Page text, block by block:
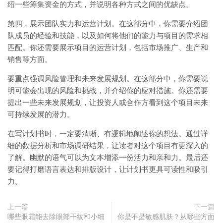
绍一些筹集资金的方式，并说明各种方式之间的优缺点。
第四，展示团队实力和运营计划。在这部分中，你需要介绍团
队成员的经验和技能，以及如何将他们的能力与项目的需求相
匹配。你还需要展示项目的运营计划，包括市场推广、生产和
销售等方面。
要重点强调风险管理和未来发展规划。在这部分中，你需要说
明可能会出现的风险和挑战，并介绍你的应对措施。你还需要
提出一些未来发展规划，让投资人或合作方看到这个项目未来
可持续发展的潜力。
在写计划书时，一定要清晰、有逻辑地阐述你的想法。通过详
细的数据分析和市场调研结果，让读者对这个项目有更深入的
了解。幽默的语气可以为文本增添一份活力和亲和力。最后还
要记得打磨语言表达和排版设计，让计划书更具可读性和吸引
力。
上一篇
哪些眼霜能去除眼部干纹和小细
下一篇
你是不是敏感肌肤？从哪些方面